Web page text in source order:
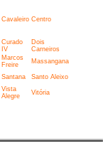
Cavaleiro Centro
Curado
IV
Dois
Carneiros
Marcos
Freire
Massangana
Santana Santo Aleixo
Vista
Alegre
Vitória